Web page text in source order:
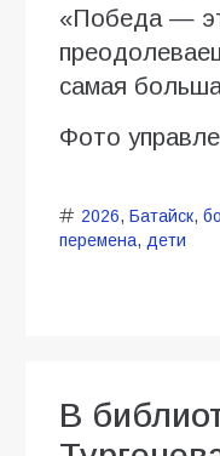
«Победа —
самая
Фото
2026, Батайск,
перемена, дети
В